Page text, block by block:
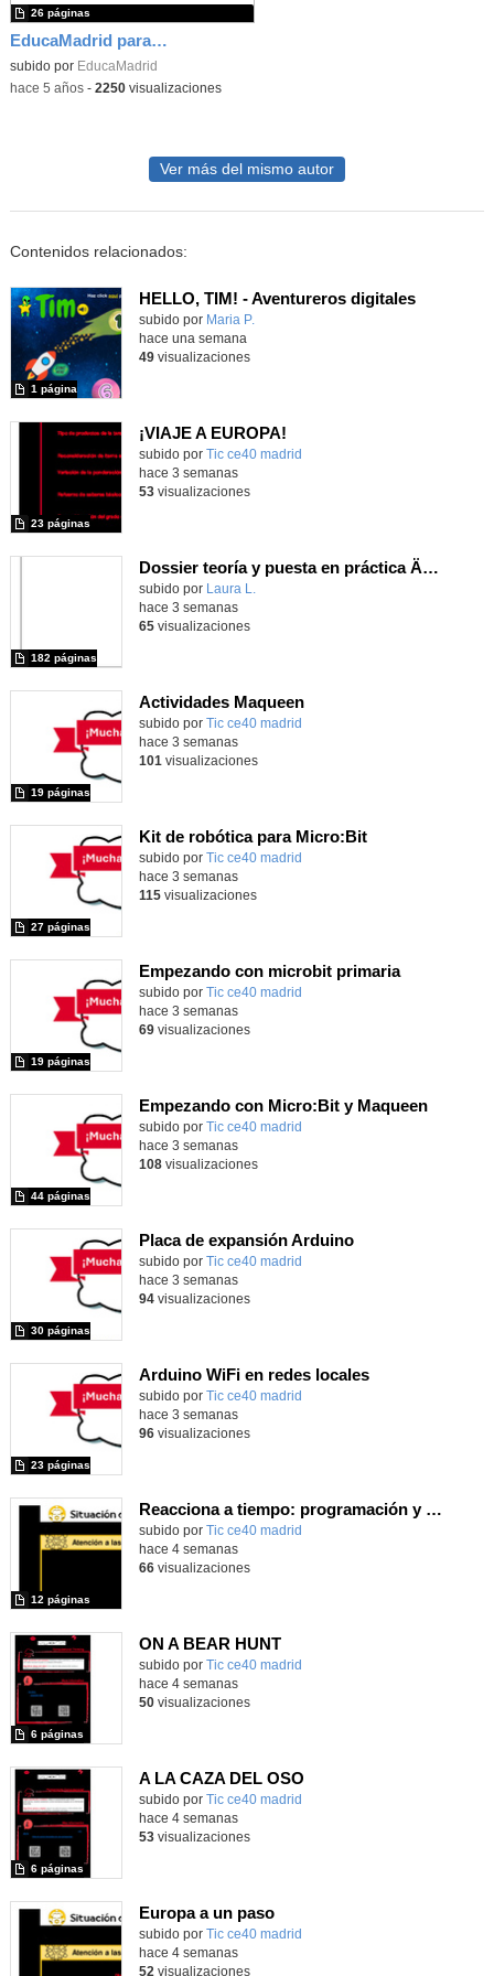
EducaMadrid para TIC y directores: Presentación "Novedades de EducaMadrid"
subido por EducaMadrid
26 páginas
-hace 5 años- 2250visualizaciones
Ver más del mismo autor
Contenidos relacionados:
HELLO, TIM! - Aventureros digitales
Contenido educativo.
subido por Maria P.
1 página
hace una semana
49visualizaciones
¡VIAJE A EUROPA!
subido por Tic ce40 madrid
23 páginas
hace 3 semanas
53visualizaciones
Dossier teoría y puesta en práctica Äprendizaje Basado en Juegos en Educación Infantil y Primaria
Contenido educativo.
subido por Laura L.
182 páginas
hace 3 semanas
65visualizaciones
Actividades Maqueen
Contenido educativo.
subido por Tic ce40 madrid
19 páginas
hace 3 semanas
101 visualizaciones
Kit de robótica para Micro:Bit
Contenido educativo.
subido por Tic ce40 madrid
27 páginas
hace 3 semanas
115visualizaciones
Empezando con microbit primaria
Contenido educativo.
subido por Tic ce40 madrid
19 páginas
hace 3 semanas
69visualizaciones
Empezando con Micro:Bit y Maqueen
Contenido educativo.
subido por Tic ce40 madrid
44 páginas
hace 3 semanas
108visualizaciones
Placa de expansión Arduino
Contenido educativo.
subido por Tic ce40 madrid
30 páginas
hace 3 semanas
94visualizaciones
Arduino WiFi en redes locales
Contenido educativo.
subido por Tic ce40 madrid
23 páginas
hace 3 semanas
96visualizaciones
Reacciona a tiempo: programación y reflejos con Micro:bit
subido por Tic ce40 madrid
12 páginas
hace 4 semanas
66visualizaciones
ON A BEAR HUNT
subido por Tic ce40 madrid
6 páginas
hace 4 semanas
50visualizaciones
A LA CAZA DEL OSO
subido por Tic ce40 madrid
6 páginas
hace 4 semanas
53visualizaciones
Europa a un paso
subido por Tic ce40 madrid
hace 4 semanas
52 visualizaciones